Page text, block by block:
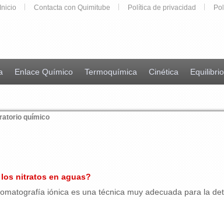
Inicio Contacta con Quimitube Política de privacidad
Enlace Químico Termoquímica Cinética Equilibrio
químico
nitratos en aguas?
iónica es una técnica muy adecuada para la